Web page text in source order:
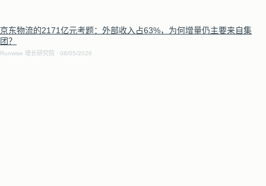
京东物流的2171亿元考题：外部收入占63%，为何增量仍主要来自集
团？
Runwise 增长研究院 08/05/2026